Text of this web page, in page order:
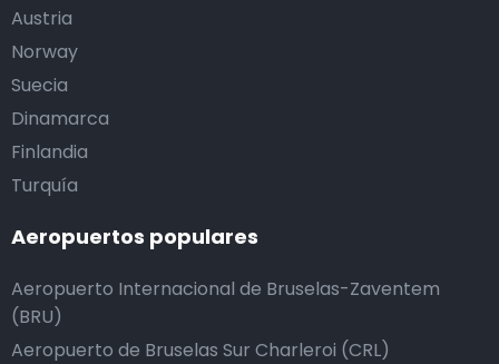
Austria
Norway
Suecia
Dinamarca
Finlandia
Turquía
Aeropuertos populares
Aeropuerto Internacional de Bruselas-Zaventem
(BRU)
Aeropuerto de Bruselas Sur Charleroi (CRL)